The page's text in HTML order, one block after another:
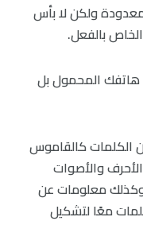
ولكن لا بأس
بالفعل.
هاتفك المحمول بل
الكلمات كالقاموس
والأصوات
وكذلك معلومات عن
معًا لتشكيل